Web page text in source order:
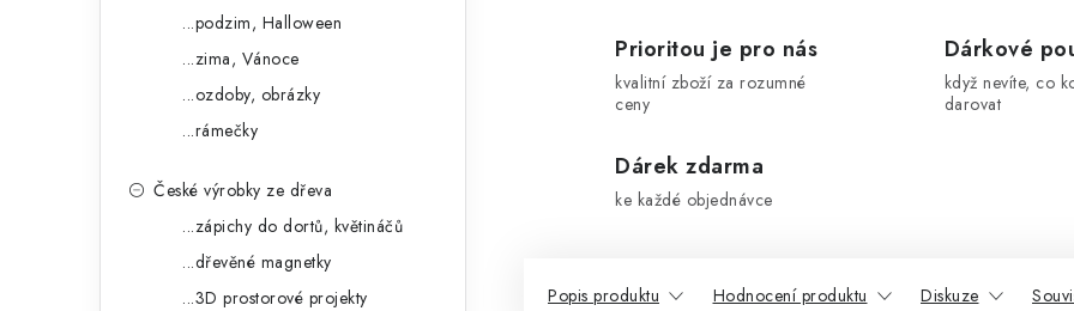
...podzim, Halloween
...zima, Vánoce
...ozdoby, obrázky
...rámečky
České výrobky ze dřeva
...zápichy do dortů, květináčů
...dřevěné magnetky
...3D prostorové projekty
Prioritou je pro nás
kvalitní zboží za rozumné
ceny
Dárkové
když nevíte, co
darovat
Dárek zdarma
ke každé objednávce
Popis produktu Hodnocení produktu Diskuze